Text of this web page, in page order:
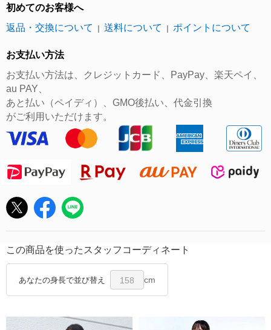
初めてのお客様へ
返品・交換について
｜ 送料について ｜ ポイントについて
お支払い方法
お支払い方法は、クレジットカード、PayPay、楽天ペイ、
au PAY、
あと払い（ペイディ）、GMO後払い、代金引換
がご利用いただけます。
この商品を使ったスタッフコーディネート
あなたの身長で並び替え 158 cm